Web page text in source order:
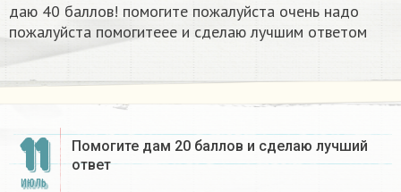
даю 40 баллов! помогите пожалуйста очень надо
пожалуйста помогитеее и сделаю лучшим ответом ​
11
ИЮЛЬ
Помогите дам 20 баллов и сделаю лучший
ответ​